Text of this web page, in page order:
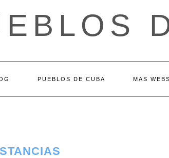
PUEBLOS DE CUBA MAS WEBS